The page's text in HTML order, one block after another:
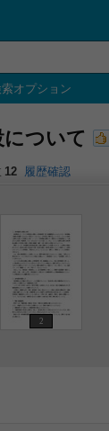
オプション
ついて
12 履歴確認
2